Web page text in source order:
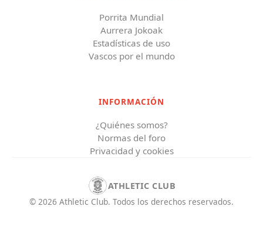
Porrita Mundial
Aurrera Jokoak
Estadísticas de uso
Vascos por el mundo
INFORMACIÓN
¿Quiénes somos?
Normas del foro
Privacidad y cookies
ATHLETIC CLUB
© 2026 Athletic Club. Todos los derechos reservados.